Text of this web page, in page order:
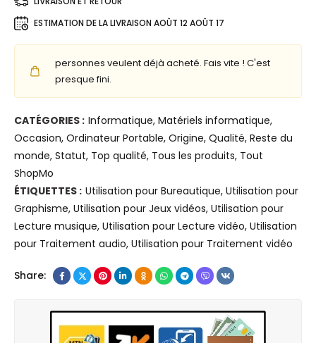
e
n
8
5
A
m
d
R
y
z
t
a
E
l
i
t
e
B
o
o
r
u
s
e
l
6
5
W
p
o
ESTIMATION DE LA LIVRAISON AOÛT 12 AOÛT 17
personnes veulent déjà acheté. Fais vite ! C'est
presque fini.
CATÉGORIES : Informatique, Matériels informatique,
Occasion, Ordinateur Portable, Origine, Qualité, Reste du
monde, Statut, Top qualité, Tous les produits, Tout
ShopMo
ÉTIQUETTES : Utilisation pour Bureautique, Utilisation pour
Graphisme, Utilisation pour Jeux vidéos, Utilisation pour
Lecture musique, Utilisation pour Lecture vidéo, Utilisation
pour Traitement audio, Utilisation pour Traitement vidéo
Share: